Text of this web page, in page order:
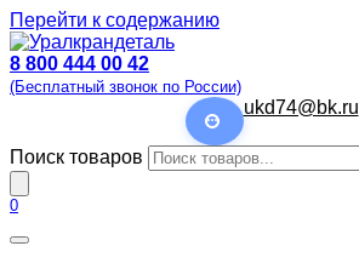
Перейти к содержанию
8 800 444 00 42
(Бесплатный звонок по России)
ukd74@bk.ru
Поиск товаров
0